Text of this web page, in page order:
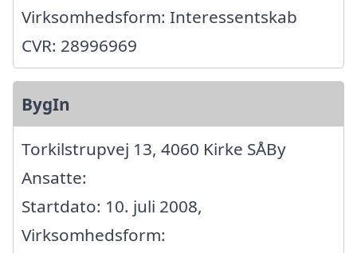
Virksomhedsform: Interessentskab
CVR: 28996969
BygIn
Torkilstrupvej 13, 4060 Kirke SÅBy
Ansatte:
Startdato: 10. juli 2008,
Virksomhedsform: